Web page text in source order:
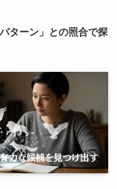
ターン」との照合で探